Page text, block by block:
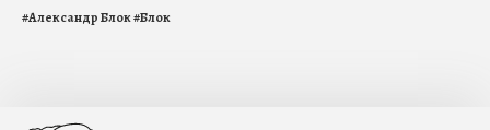
#Александр Блок#Блок